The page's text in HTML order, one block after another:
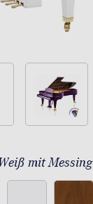
mit Messing